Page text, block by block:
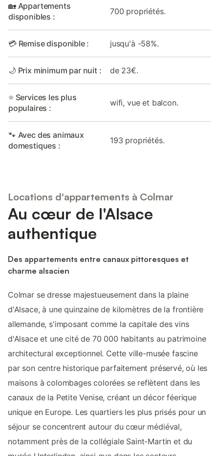
🏡 Appartements
disponibles :
700 propriétés.
💳 Remise disponible : jusqu'à -58%.
🌙 Prix minimum par nuit : de 23€.
⭐ Services les plus
populaires :
wifi, vue et balcon.
🐾 Avec des animaux
domestiques :
193 propriétés.
Locations d'appartements à Colmar
Au cœur de l'Alsace
authentique
Des appartements entre canaux pittoresques et
charme alsacien
Colmar se dresse majestueusement dans la plaine
d'Alsace, à une quinzaine de kilomètres de la frontière
allemande, s'imposant comme la capitale des vins
d'Alsace et une cité de 70 000 habitants au patrimoine
architectural exceptionnel. Cette ville-musée fascine
par son centre historique parfaitement préservé, où les
maisons à colombages colorées se reflètent dans les
canaux de la Petite Venise, créant un décor féerique
unique en Europe. Les quartiers les plus prisés pour un
séjour se concentrent autour du cœur médiéval,
notamment près de la collégiale Saint-Martin et du